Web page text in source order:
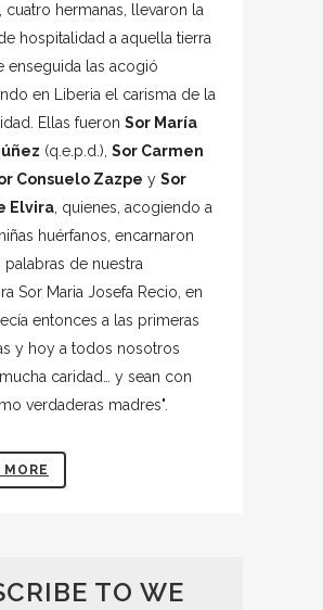
cuatro hermanas, llevaron la
hospitalidad a aquella tierra
enseguida las acogió
en Liberia el carisma de la
Ellas fueron Sor María
(q.e.p.d.), Sor Carmen
Consuelo Zazpe y Sor
Elvira, quienes, acogiendo a
huérfanos, encarnaron
palabras de nuestra
Sor Maria Josefa Recio, en
entonces a las primeras
y hoy a todos nosotros
caridad… y sean con
verdaderas madres".
MORE
TO WE